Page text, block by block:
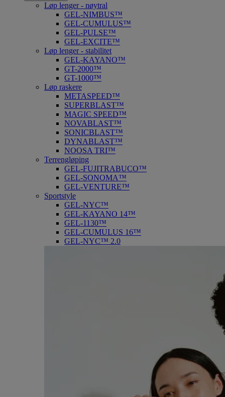
Løp lenger - nøytral
GEL-NIMBUS™
GEL-CUMULUS™
GEL-PULSE™
GEL-EXCITE™
Løp lenger - stabilitet
GEL-KAYANO™
GT-2000™
GT-1000™
Løp raskere
METASPEED™
SUPERBLAST™
MAGIC SPEED™
NOVABLAST™
SONICBLAST™
DYNABLAST™
NOOSA TRI™
Terrengløping
GEL-FUJITRABUCO™
GEL-SONOMA™
GEL-VENTURE™
Sportstyle
GEL-NYC™
GEL-KAYANO 14™
GEL-1130™
GEL-CUMULUS 16™
GEL-NYC™ 2.0